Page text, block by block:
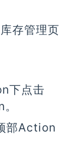
存管理页
下点击
部Action